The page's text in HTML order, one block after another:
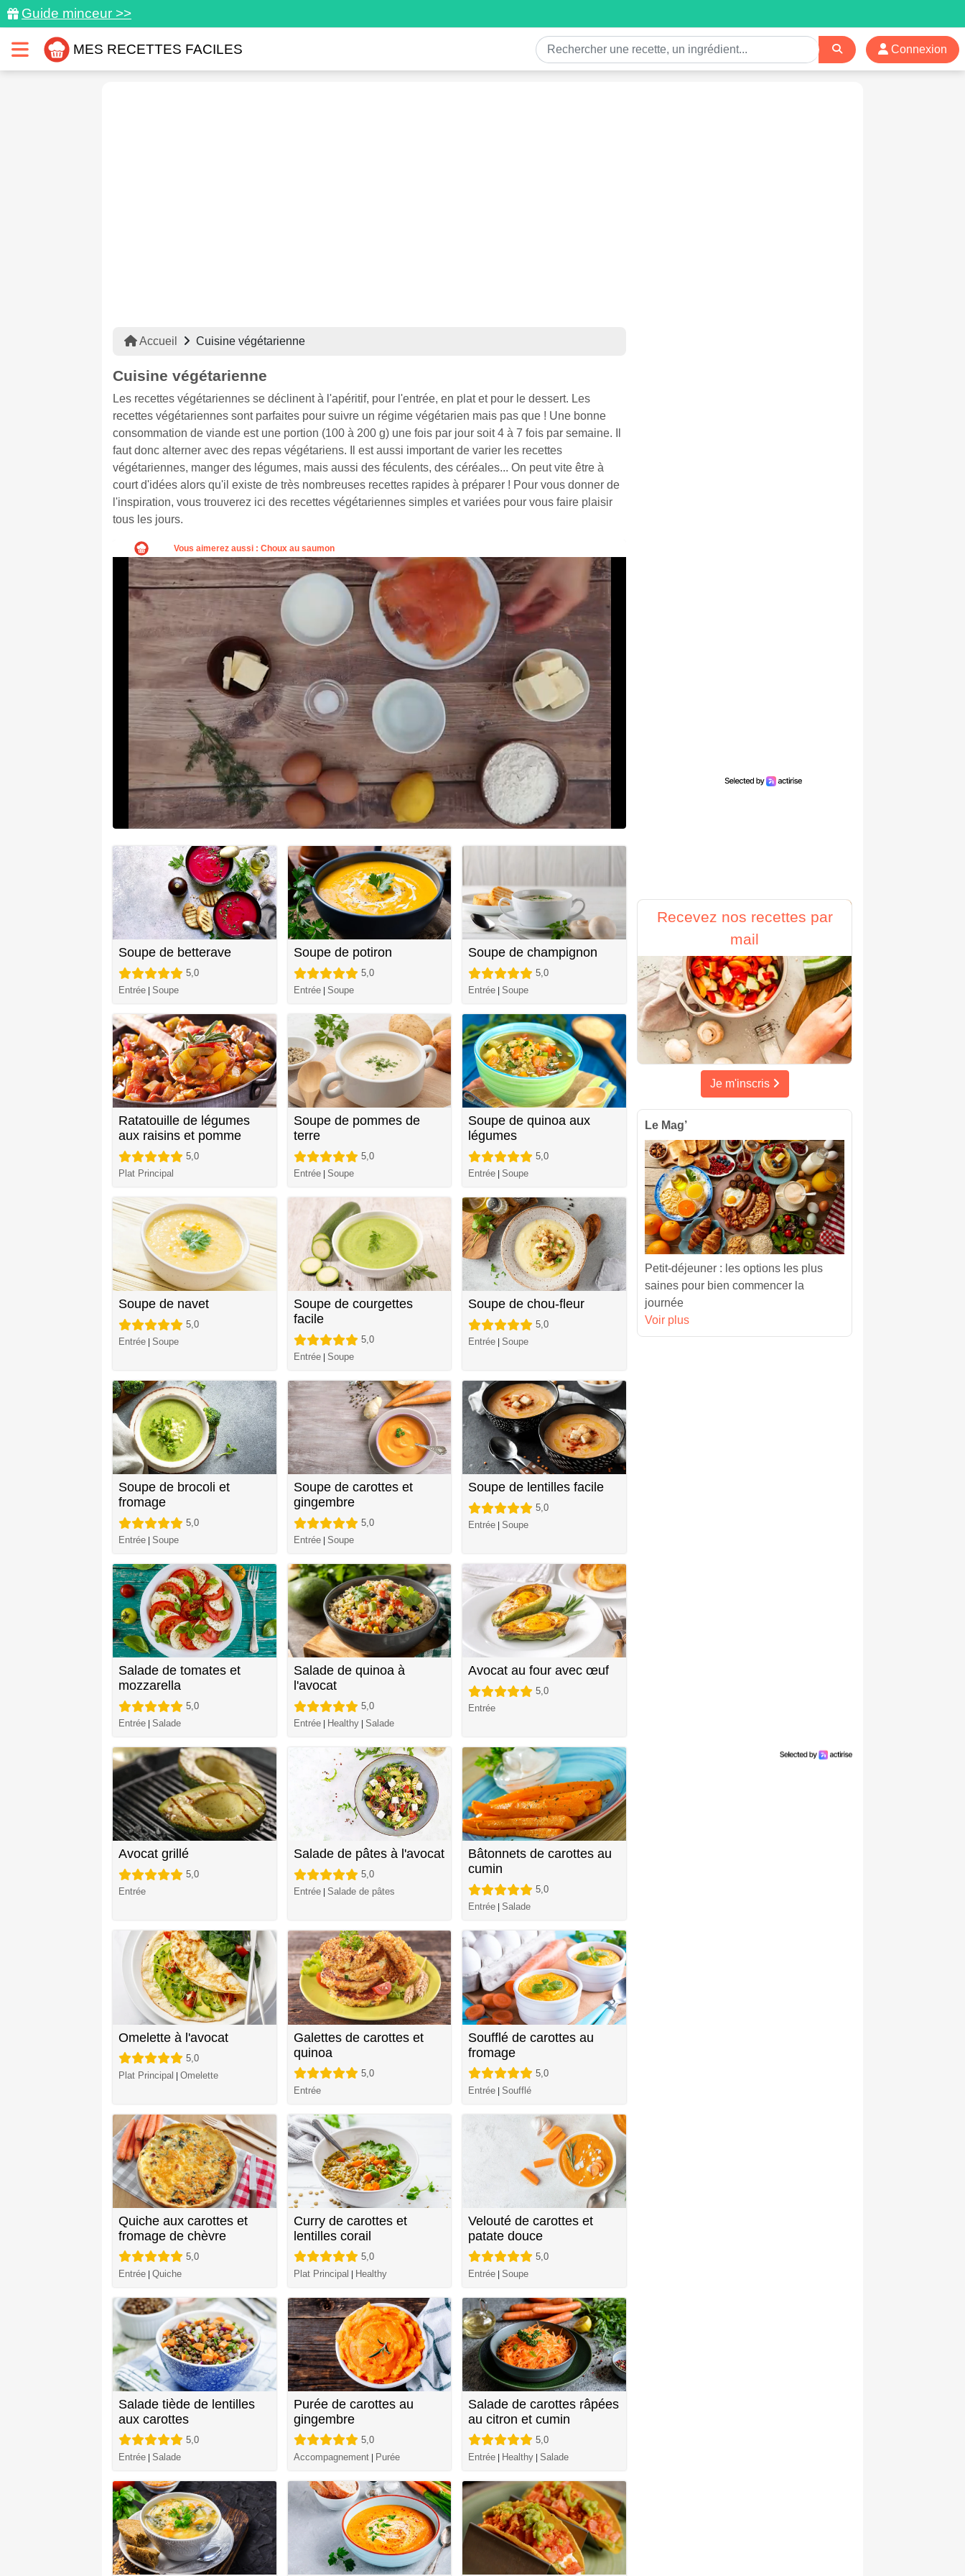
Guide minceur >>
MES RECETTES FACILES Connexion
Accueil Cuisine végétarienne
Cuisine végétarienne
Les recettes végétariennes se déclinent à l'apéritif, pour l'entrée, en plat et pour le dessert. Les
recettes végétariennes sont parfaites pour suivre un régime végétarien mais pas que ! Une bonne
consommation de viande est une portion (100 à 200 g) une fois par jour soit 4 à 7 fois par semaine. Il
faut donc alterner avec des repas végétariens. Il est aussi important de varier les recettes
végétariennes, manger des légumes, mais aussi des féculents, des céréales... On peut vite être à
court d'idées alors qu'il existe de très nombreuses recettes rapides à préparer ! Pour vous donner de
l'inspiration, vous trouverez ici des recettes végétariennes simples et variées pour vous faire plaisir
tous les jours.
Soupe de betterave
5,0
Entrée Soupe
Soupe de potiron
5,0
Entrée| Soupe
Soupe de champignon
5,0
Entrée |Soupe
Ratatouille de légumes
aux raisins et pomme
5,0
Plat Principal
Soupe de pommes de
terre
5,0
Entrée| Soupe
Soupe de quinoa aux
légumes
5,0
Entrée |Soupe
Soupe de navet
5,0
Entrée Soupe
Soupe de courgettes
facile
5,0
Entrée| Soupe
Soupe de chou-fleur
5,0
Entrée |Soupe
Soupe de brocoli et
fromage
5,0
Entrée Soupe
Soupe de carottes et
gingembre
5,0
Entrée| Soupe
Soupe de lentilles facile
5,0
Entrée |Soupe
Salade de tomates et
mozzarella
5,0
Entrée Salade
Salade de quinoa à
l'avocat
5,0
Entrée| Healthy| Salade
Avocat au four avec œuf
5,0
Entrée
Avocat grillé
5,0
Entrée
Salade de pâtes à l'avocat
5,0
Entrée| Salade de pâtes
Bâtonnets de carottes au
cumin
5,0
Entrée |Salade
Omelette à l'avocat
5,0
Plat Principal | Omelette
Galettes de carottes et
quinoa
5,0
Entrée
Soufflé de carottes au
fromage
5,0
Entrée |Soufflé
Quiche aux carottes et
fromage de chèvre
5,0
Entrée | Quiche
Curry de carottes et
lentilles corail
5,0
Plat Principal | Healthy
Velouté de carottes et
patate douce
5,0
Entrée |Soupe
Salade tiède de lentilles
aux carottes
5,0
Entrée | Salade
Purée de carottes au
gingembre
5,0
Accompagnement| Purée
Salade de carottes râpées
au citron et cumin
5,0
Entrée | Healthy |Salade
Recevez nos recettes par
mail
Je m'inscris
Le Mag’
Petit-déjeuner : les options les plus
saines pour bien commencer la
journée
Voir plus